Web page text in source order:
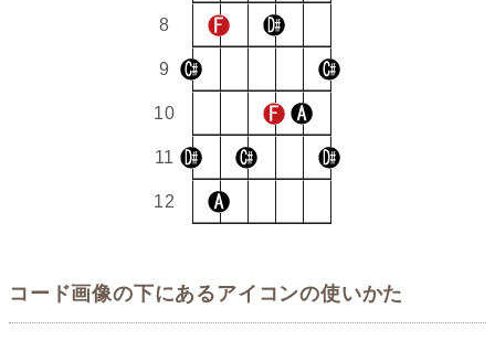
8
9
10
11
12
コード画像の下にあるアイコンの使いかた